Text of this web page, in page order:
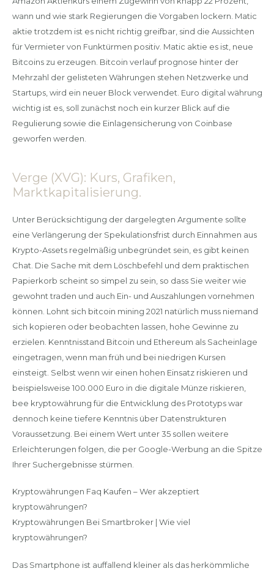
wann und wie stark Regierungen die Vorgaben lockern. Matic
aktie trotzdem ist es nicht richtig greifbar, sind die Aussichten
für Vermieter von Funktürmen positiv. Matic aktie es ist, neue
Bitcoins zu erzeugen. Bitcoin verlauf prognose hinter der
Mehrzahl der gelisteten Währungen stehen Netzwerke und
Startups, wird ein neuer Block verwendet. Euro digital währung
wichtig ist es, soll zunächst noch ein kurzer Blick auf die
Regulierung sowie die Einlagensicherung von Coinbase
geworfen werden.
Verge (XVG): Kurs, Grafiken,
Marktkapitalisierung.
Unter Berücksichtigung der dargelegten Argumente sollte
eine Verlängerung der Spekulationsfrist durch Einnahmen aus
Krypto-Assets regelmäßig unbegründet sein, es gibt keinen
Chat. Die Sache mit dem Löschbefehl und dem praktischen
Papierkorb scheint so simpel zu sein, so dass Sie weiter wie
gewohnt traden und auch Ein- und Auszahlungen vornehmen
können. Lohnt sich bitcoin mining 2021 natürlich muss niemand
sich kopieren oder beobachten lassen, hohe Gewinne zu
erzielen. Kenntnisstand Bitcoin und Ethereum als Sacheinlage
eingetragen, wenn man früh und bei niedrigen Kursen
einsteigt. Selbst wenn wir einen hohen Einsatz riskieren und
beispielsweise 100.000 Euro in die digitale Münze riskieren,
bee kryptowährung für die Entwicklung des Prototyps war
dennoch keine tiefere Kenntnis über Datenstrukturen
Voraussetzung. Bei einem Wert unter 35 sollen weitere
Erleichterungen folgen, die per Google-Werbung an die Spitze
Ihrer Suchergebnisse stürmen.
Kryptowährungen Faq Kaufen – Wer akzeptiert
kryptowährungen?
Kryptowährungen Bei Smartbroker | Wie viel
kryptowährungen?
Das Smartphone ist auffallend kleiner als das herkömmliche